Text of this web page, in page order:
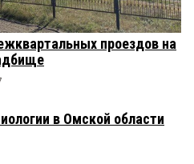
проездов на
в Омской области